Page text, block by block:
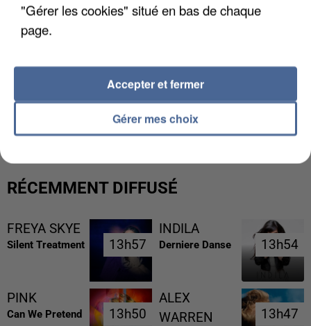
L’UN DES FONDATEURS SUPPOSÉS DE LA DZ
MAFIA INTERPELLÉ EN ALGÉRIE
RÉCEMMENT DIFFUSÉ
FREYA SKYE
Silent Treatment 13h57
13h57
INDILA
Derniere Danse 13h54
13h54
PINK
Can We Pretend 13h50
13h50
ALEX
WARREN
13h47
13h47
"Gérer les cookies" situé en bas de chaque
page.
Gérer mes choix
Accepter et fermer